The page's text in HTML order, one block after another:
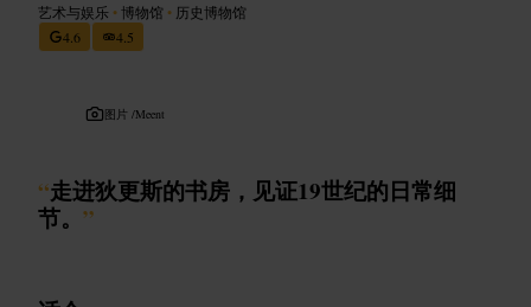
艺术与娱乐 •博物馆 • 历史博物馆
4.6
4.5
图片 /Meent
“走进狄更斯的书房，见证19世纪的日常细
节。 ”